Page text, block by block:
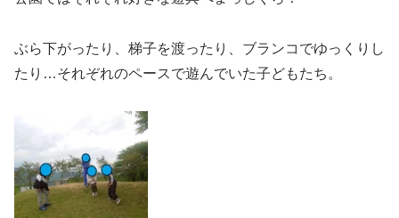
ぶら下がったり、梯子を渡ったり、ブランコでゆっくりし
たり…それぞれのペースで遊んでいた子どもたち。